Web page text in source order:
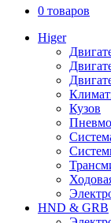
0 товаров
Higer
Кузов
HND & GRB